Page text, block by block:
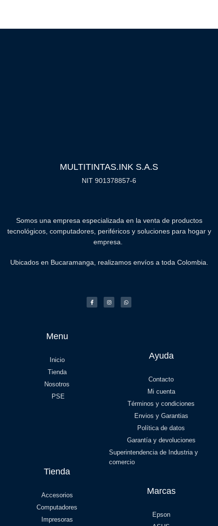
MULTITINTAS.INK S.A.S
NIT 901378857-6
Somos una empresa especializada en la venta de productos
tecnológicos, computadores, periféricos y soluciones para hogar y
empresa.
Ubicados en Bucaramanga, realizamos envíos a toda Colombia.
Menu
Inicio
Tienda
Nosotros
PSE
Ayuda
Contacto
Mi cuenta
Términos y condiciones
Envios y Garantias
Política de datos
Garantía y devoluciones
Superintendencia de Industria y
comercio
Tienda
Accesorios
Computadores
Impresoras
Marcas
Epson